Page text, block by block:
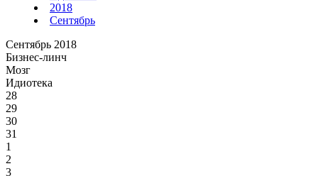
2018
Сентябрь
Сентябрь 2018
Бизнес-линч
Мозг
Идиотека
28
29
30
31
1
2
3